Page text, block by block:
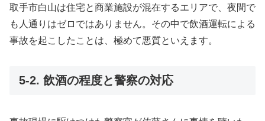
取手市白山は住宅と商業施設が混在するエリアで、夜間で
も人通りはゼロではありません。その中で飲酒運転による
事故を起こしたことは、極めて悪質といえます。
5-2. 飲酒の程度と警察の対応